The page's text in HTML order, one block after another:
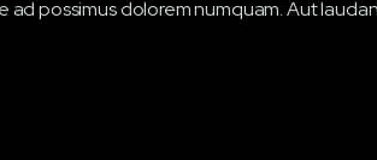
possimus dolorem numquam. Aut